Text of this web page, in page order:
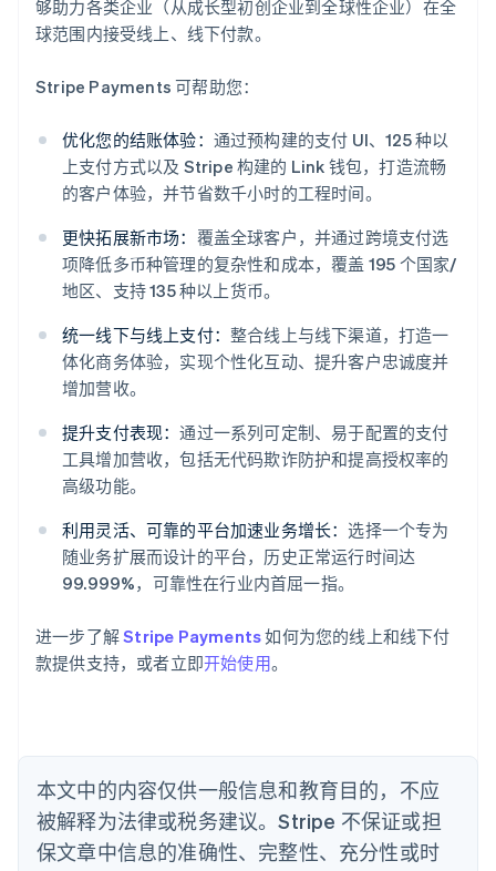
够助力各类企业（从成长型初创企业到全球性企业）在全
球范围内接受线上、线下付款。
Stripe Payments 可帮助您：
优化您的结账体验： 通过预构建的支付 UI、125 种以
上支付方式以及 Stripe 构建的 Link 钱包，打造流畅
的客户体验，并节省数千小时的工程时间。
更快拓展新市场： 覆盖全球客户，并通过跨境支付选
项降低多币种管理的复杂性和成本，覆盖 195 个国家/
地区、支持 135 种以上货币。
统一线下与线上支付： 整合线上与线下渠道，打造一
体化商务体验，实现个性化互动、提升客户忠诚度并
增加营收。
提升支付表现：通过一系列可定制、易于配置的支付
工具增加营收，包括无代码欺诈防护和提高授权率的
高级功能。
利用灵活、可靠的平台加速业务增长：选择一个专为
随业务扩展而设计的平台，历史正常运行时间达
99.999%，可靠性在行业内首屈一指。
进一步了解Stripe Payments如何为您的线上和线下付
款提供支持，或者立即开始使用。
本文中的内容仅供一般信息和教育目的，不应
被解释为法律或税务建议。Stripe 不保证或担
保文章中信息的准确性、完整性、充分性或时
阿联酋
爱尔兰
English
爱沙尼亚
English
奥地利
DeutschEnglish
澳大利亚
English
PortuguêsEnglish
保加利亚
English
丹麦
English
德国
DeutschEnglish